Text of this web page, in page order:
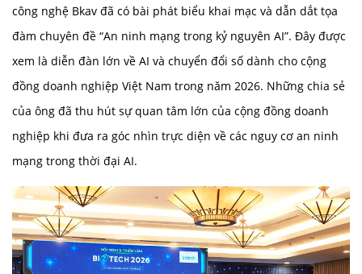
công nghệ Bkav đã có bài phát biểu khai mạc và dẫn dắt tọa
đàm chuyên đề “An ninh mạng trong kỷ nguyên AI”. Đây được
xem là diễn đàn lớn về AI và chuyển đổi số dành cho cộng
đồng doanh nghiệp Việt Nam trong năm 2026. Những chia sẻ
của ông đã thu hút sự quan tâm lớn của cộng đồng doanh
nghiệp khi đưa ra góc nhìn trực diện về các nguy cơ an ninh
mạng trong thời đại AI.